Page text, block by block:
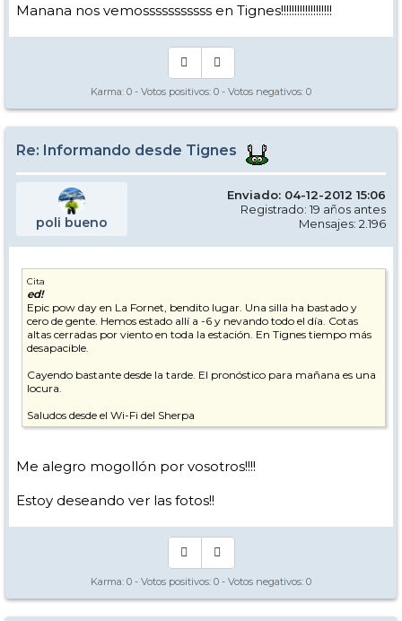
Manana nos vemosssssssssss en Tignes!!!!!!!!!!!!!!!!!!!
Karma: 0 - Votos positivos: 0 - Votos negativos: 0
Re: Informando desde Tignes
poli bueno
Enviado: 04-12-2012 15:06
Registrado: 19 años antes
Mensajes: 2.196
Cita
ed!
Epic pow day en La Fornet, bendito lugar. Una silla ha bastado y
cero de gente. Hemos estado allí a -6 y nevando todo el día. Cotas
altas cerradas por viento en toda la estación. En Tignes tiempo más
desapacible.
Cayendo bastante desde la tarde. El pronóstico para mañana es una
locura.
Saludos desde el Wi-Fi del Sherpa
Me alegro mogollón por vosotros!!!!
Estoy deseando ver las fotos!!
Karma: 0 - Votos positivos: 0 - Votos negativos: 0